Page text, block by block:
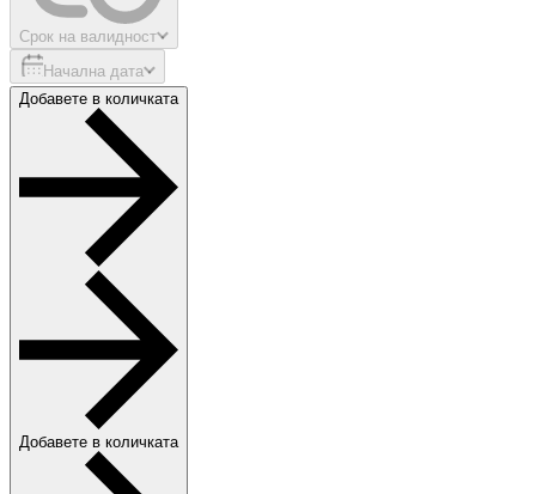
Срок на валидност
Начална дата
Добавете в количката
Добавете в количката